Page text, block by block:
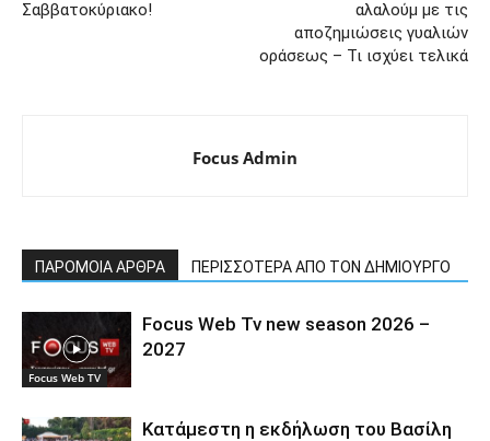
Σαββατοκύριακο!
αλαλούμ με τις
αποζημιώσεις γυαλιών
οράσεως – Τι ισχύει τελικά
Focus Admin
ΠΑΡΟΜΟΙΑ ΑΡΘΡΑ ΠΕΡΙΣΣΟΤΕΡΑ ΑΠΟ ΤΟΝ ΔΗΜΙΟΥΡΓΟ
Focus Web TV
Focus Web Tv new season 2026 –
2027
Κατάμεστη η εκδήλωση του Βασίλη